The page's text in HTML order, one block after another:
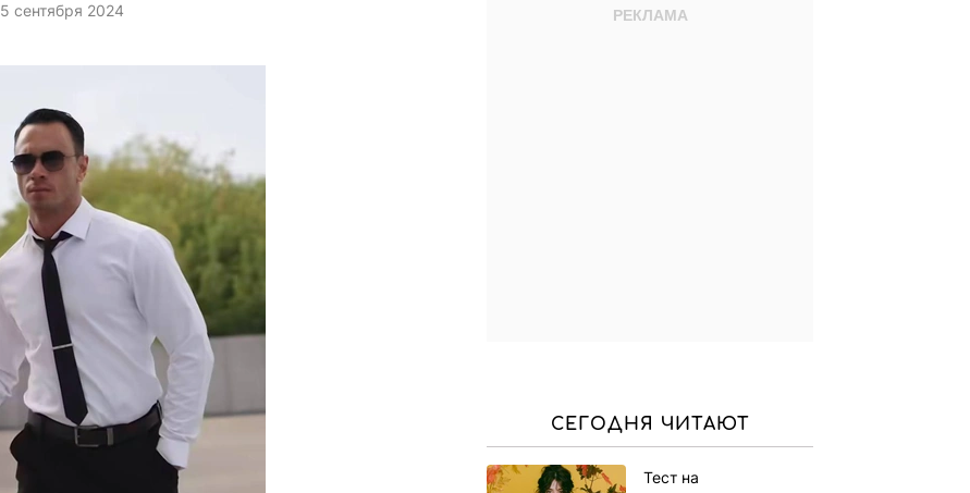
5 сентября 2024
СЕГОДНЯ ЧИТАЮТ
Тест на